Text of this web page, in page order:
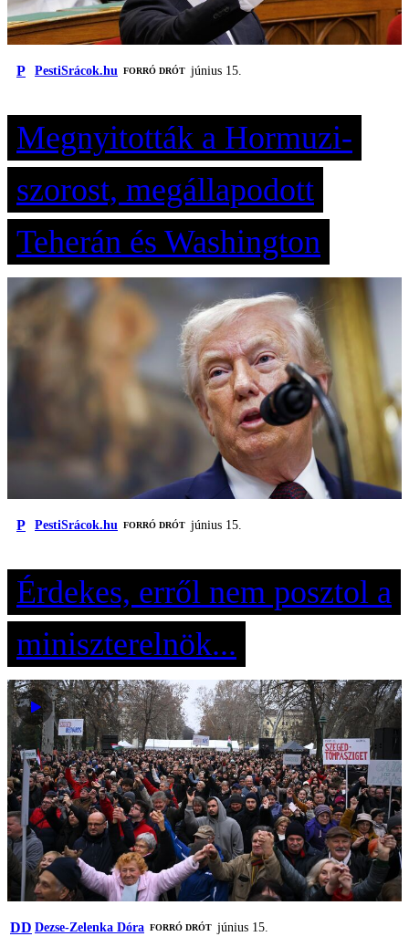
P PestiSrácok.hu FORRÓ DRÓT június 15.
Megnyitották a Hormuzi-
szorost, megállapodott
Teherán és Washington
P PestiSrácok.hu FORRÓ DRÓT június 15.
Érdekes, erről nem posztol a
miniszterelnök...
DD Dezse-Zelenka Dóra FORRÓ DRÓT június 15.